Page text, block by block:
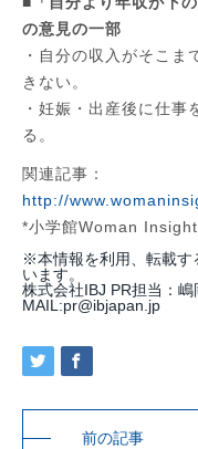
の意見の一部
・自分の収入がそこ
きない。
・妊娠・出産後に仕事
る。
関連記事：
http://
*小学館Woman Insight
※本情報を利用、転載す
います。
株式会社IBJ PR担当：嶋
MAIL:pr@ibjapan.jp
前の記事